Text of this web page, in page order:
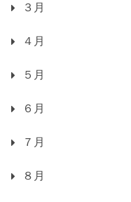
３月
４月
５月
６月
７月
８月